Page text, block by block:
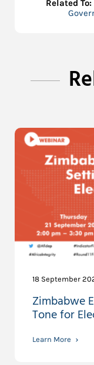
Related To:
18 September
Zimbabwe
Tone for
Learn More